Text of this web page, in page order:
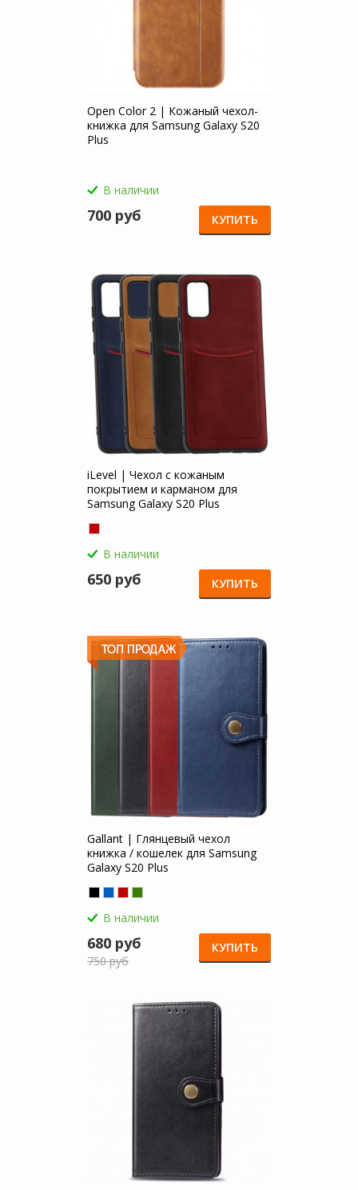
Open Color 2 | Кожаный чехол-
книжка для Samsung Galaxy S20
Plus
В наличии
700 руб КУПИТЬ
iLevel | Чехол с кожаным
покрытием и карманом для
Samsung Galaxy S20 Plus
В наличии
650 руб КУПИТЬ
Gallant | Глянцевый чехол
книжка / кошелек для Samsung
Galaxy S20 Plus
В наличии
680 руб
750 руб
КУПИТЬ